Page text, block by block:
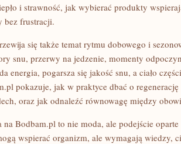
i strawność, jak wybierać produkty
bez frustracji.
się także temat rytmu dobowego i
snu, przerwy na jedzenie, momenty
energia, pogarsza się jakość snu, a ciało
pokazuje, jak w praktyce dbać o
oraz jak odnaleźć równowagę między
na Bodbam.pl to nie moda, ale podejście
wspierać organizm, ale wymagają wiedzy,